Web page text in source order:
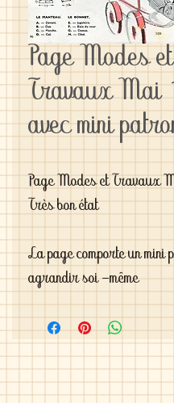
Page Modes et
Travaux Mai
avec mini
Page Modes et Travaux
Très bon état
La page comporte un mini
agrandir soi -même